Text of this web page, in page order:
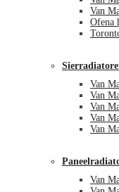
Van
Ofena
Van
Van
Van
Van
Van
Van